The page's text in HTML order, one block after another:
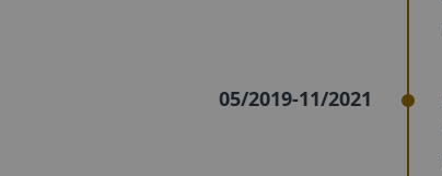
05/2019-11/2021